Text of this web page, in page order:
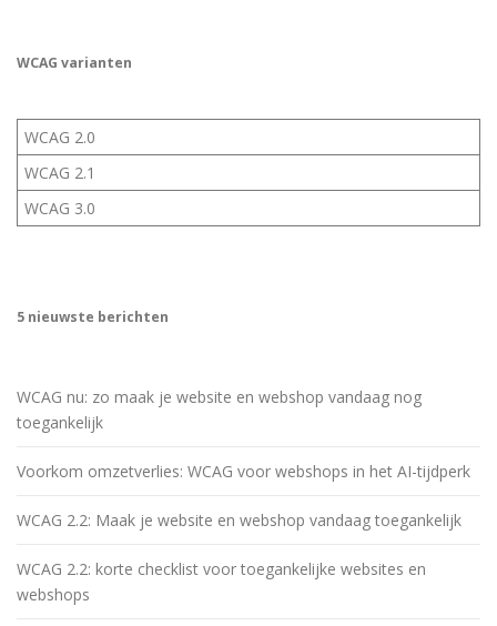
WCAG varianten
WCAG 2.0
WCAG 2.1
WCAG 3.0
5 nieuwste berichten
WCAG nu: zo maak je website en webshop vandaag nog
toegankelijk
Voorkom omzetverlies: WCAG voor webshops in het AI-tijdperk
WCAG 2.2: Maak je website en webshop vandaag toegankelijk
WCAG 2.2: korte checklist voor toegankelijke websites en
webshops